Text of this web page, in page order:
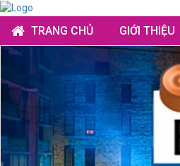
TRANG CHỦ GIỚI THIỆU
Previous